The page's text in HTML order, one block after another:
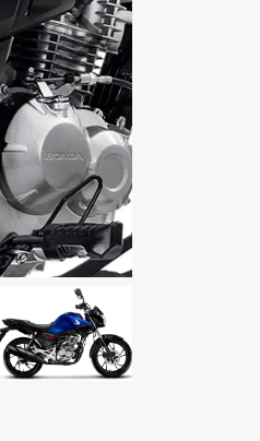
Próximo